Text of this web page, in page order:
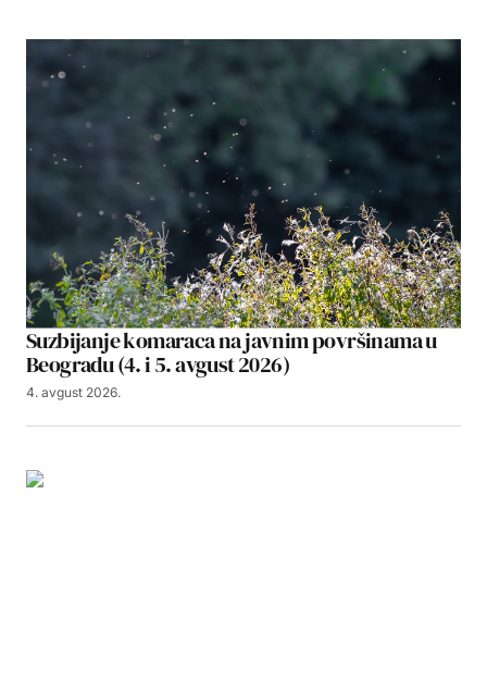
Suzbijanje komaraca na javnim površinama u
Beogradu (4. i 5. avgust 2026)
4. avgust 2026.